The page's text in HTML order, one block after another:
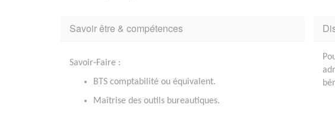
Savoir être & compétences
Savoir-Faire :
BTS comptabilité ou équivalent.
Maîtrise des outils bureautiques.